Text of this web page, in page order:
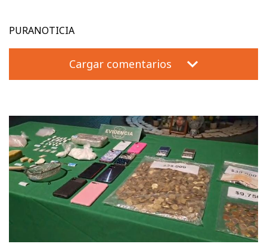
PURANOTICIA
Cargar comentarios